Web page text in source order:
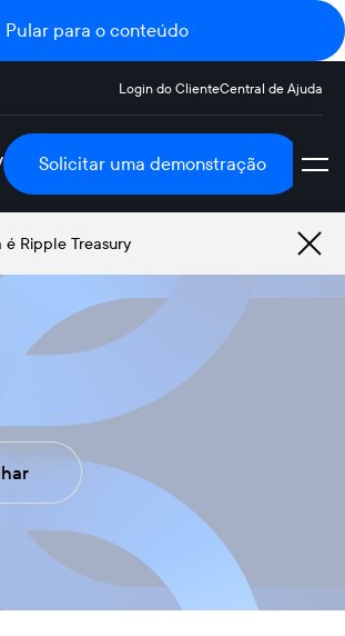
Pular para o conteúdo
Login do ClienteCentral de Ajuda
Solicitar uma demonstração
é Ripple Treasury